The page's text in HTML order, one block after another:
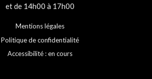
et de 14h00 à 17h00
Mentions légales
Politique de confidentialité
Accessibilité : en cours